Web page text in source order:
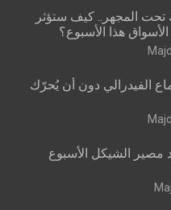
تحت المجهر.. كيف ستؤثر
الأسواق هذا الأسبوع؟
الفيدرالي دون أن يُحرّك
مصير الشيكل الأسبوع